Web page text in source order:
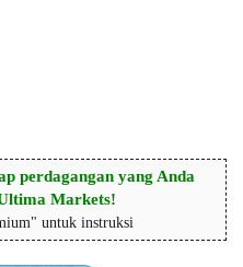
perdagangan yang Anda
Markets!
untuk instruksi